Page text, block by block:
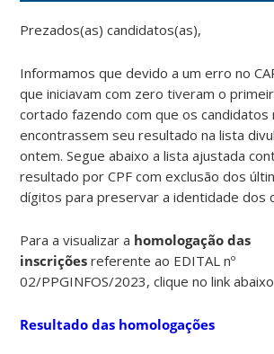
Prezados(as) candidatos(as),
Informamos que devido a um erro no
que iniciavam com zero tiveram o
cortado fazendo com que os candidatos
encontrassem seu resultado na lista
ontem. Segue abaixo a lista ajustada
resultado por CPF com exclusão dos
dígitos para preservar a identidade dos
Para a visualizar a homologação das
inscrições referente ao EDITAL nº
02/PPGINFOS/2023, clique no link
Resultado das homologações